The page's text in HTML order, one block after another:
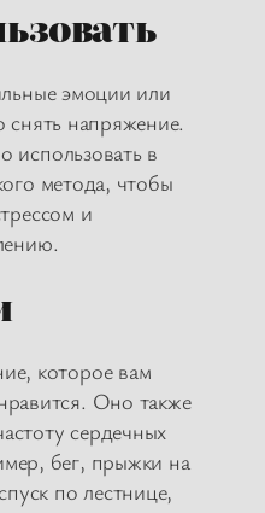
эмоции или
снять напряжение.
использовать в
метода, чтобы
и
которое вам
Оно также
сердечных
бег, прыжки на
по лестнице,